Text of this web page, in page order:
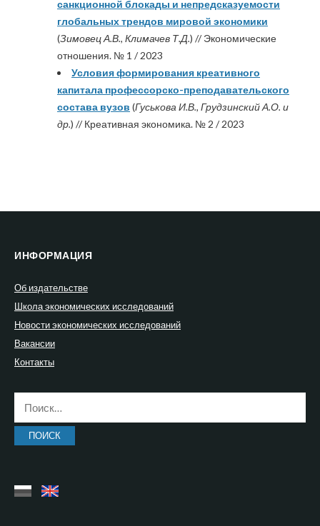
санкционной блокады и непредсказуемости
глобальных трендов мировой экономики
(Зимовец А.В., Климачев Т.Д.) // Экономические
отношения. № 1 / 2023
Условия формирования креативного
капитала профессорско-преподавательского
состава вузов (Гуськова И.В., Грудзинский А.О. и
др.) // Креативная экономика. № 2 / 2023
ИНФОРМАЦИЯ
Об издательстве
Школа экономических исследований
Новости экономических исследований
Вакансии
Контакты